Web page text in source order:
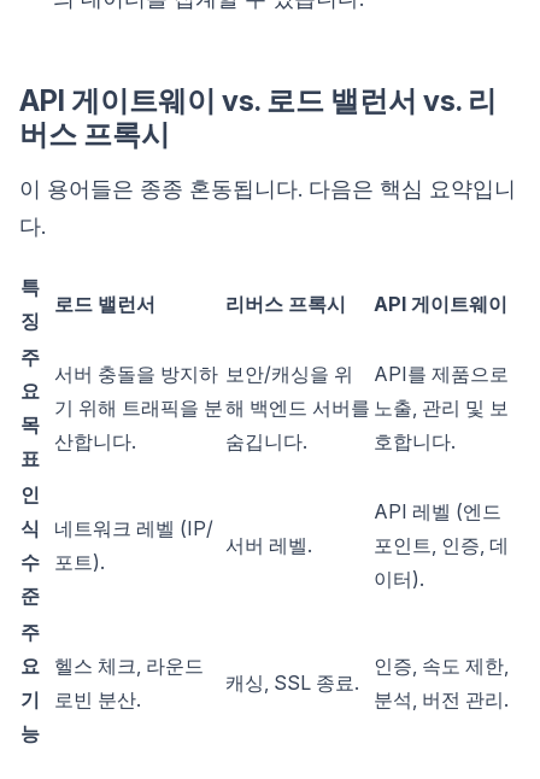
API 게이트웨이 vs. 로드 밸런서 vs. 리
버스 프록시
이 용어들은 종종 혼동됩니다. 다음은 핵심 요약입니
다.
특
징
로드 밸런서 리버스 프록시 API 게이트웨이
주
요
목
표
서버 충돌을 방지하
기 위해 트래픽을 분
산합니다.
보안/캐싱을 위
해 백엔드 서버를
숨깁니다.
API를 제품으로
노출, 관리 및 보
호합니다.
인
식
수
준
네트워크 레벨 (IP/
포트).
서버 레벨.
API 레벨 (엔드
포인트, 인증, 데
이터).
주
요
기
능
헬스 체크, 라운드
로빈 분산.
캐싱, SSL 종료.
인증, 속도 제한,
분석, 버전 관리.